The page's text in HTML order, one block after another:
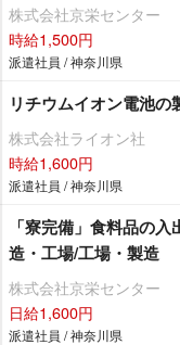
株式会社京栄センター
時給1,500円
派遣社員 / 神奈川県
リチウムイオン電池
株式会社ライオン社
時給1,600円
派遣社員 / 神奈川県
「寮完備」食料品の
造・工場/工場・製造
株式会社京栄センター
日給1,600円
派遣社員 / 神奈川県